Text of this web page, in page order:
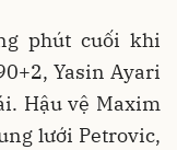
phút cuối khi
Yasin Ayari
Hậu vệ Maxim
lưới Petrovic,